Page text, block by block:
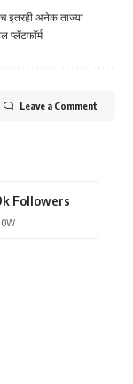
इतरही अनेक ताज्या
प्लॅटफॉर्म
Leave a Comment
Followers